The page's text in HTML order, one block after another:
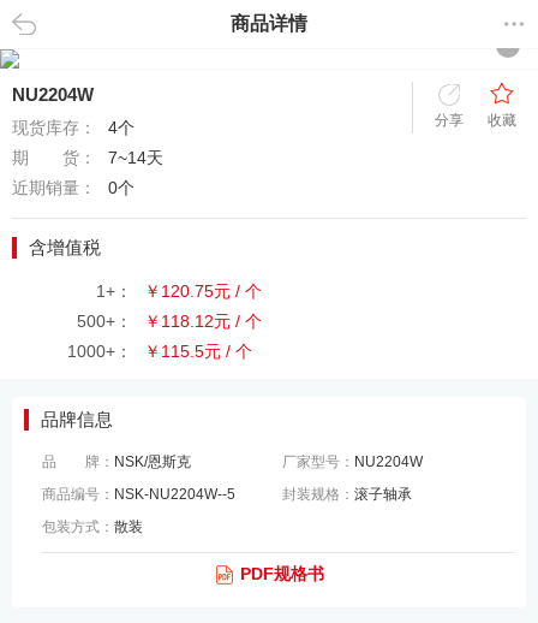
返回 商品详情
NU2204W
现货库存：
4个
期 货：
7~14天
近期销量：
0个
分享 收藏
含增值税
1+：
￥120.75元 / 个
500+：
￥118.12元 / 个
1000+：
￥115.5元 / 个
品牌信息
品 牌： NSK/恩斯克 厂家型号： NU2204W
商品编号： NSK-NU2204W--5 封装规格：滚子轴承
包装方式： 散装
PDF规格书